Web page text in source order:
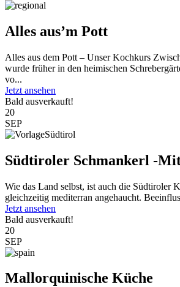
Alles aus’m Pott
Alles aus dem Pott – Unser Kochkurs
wurde früher in den heimischen
vo...
Jetzt ansehen
Bald ausverkauft!
20
SEP
Südtiroler Schmankerl -
Wie das Land selbst, ist auch die Südtiroler
gleichzeitig mediterran angehaucht.
Jetzt ansehen
Bald ausverkauft!
20
SEP
Mallorquinische Küche